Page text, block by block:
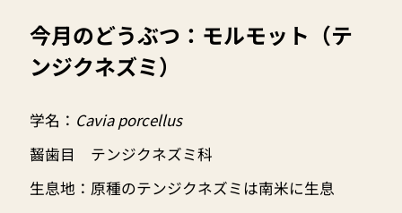
今月のどうぶつ：モルモット（テ
ンジクネズミ）
学名： Cavia porcellus
齧歯目 テンジクネズミ科
生息地：原種のテンジクネズミは南米に生息